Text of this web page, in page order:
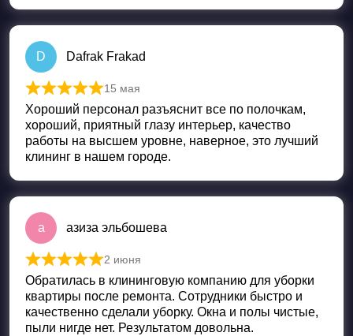
D Dafrak Frakad
Оценка
15 мая
Хороший персонал разъяснит все по полочкам,
хороший, приятный глазу интерьер, качество
работы на высшем уровне, наверное, это лучший
клининг в нашем городе.
а азиза эльбошева
Оценка
2 июня
Обратилась в клининговую компанию для уборки
квартиры после ремонта. Сотрудники быстро и
качественно сделали уборку. Окна и полы чистые,
пыли нигде нет. Результатом довольна.